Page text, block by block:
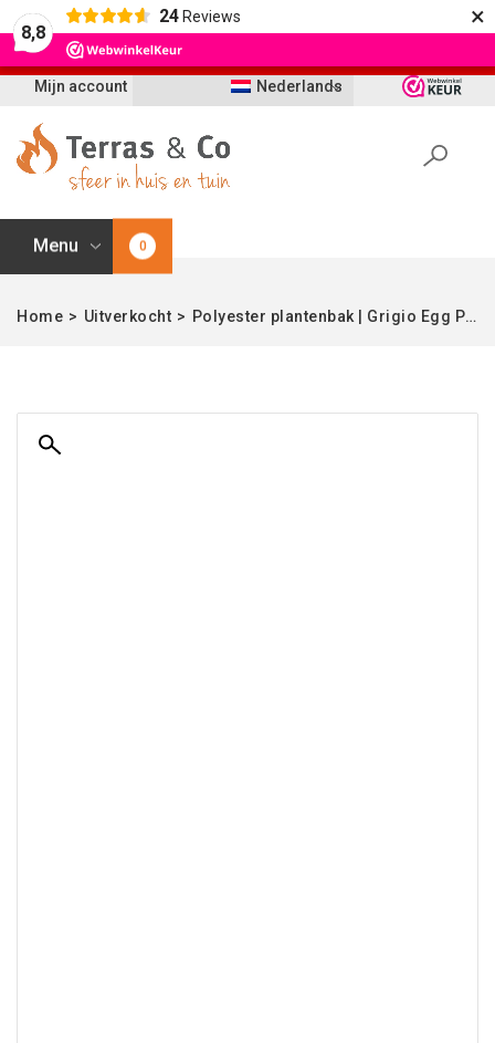
8,8
24 Reviews ×
Nederlands
Mijn account
Menu 0
Home > Uitverkocht > Polyester plantenbak | Grigio Egg Pot antiek wit | Verschillende afmetingen
Let op: t/m 21 augustus worden bestellingen
vertraagd geleverd i.v.m. vakantie